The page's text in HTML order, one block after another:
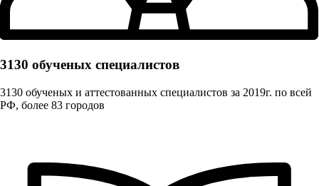
3130 обученых cпециалистов
3130 обученых и аттестованных специалистов за 2019г. по всей
РФ, более 83 городов